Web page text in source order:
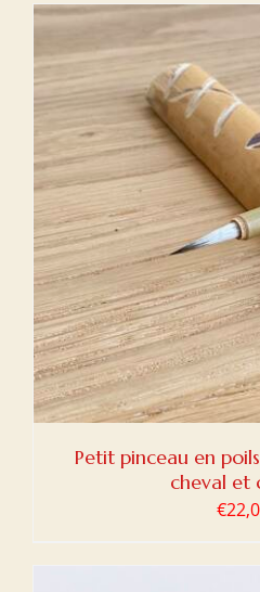
Petit pinceau en
cheval et
€